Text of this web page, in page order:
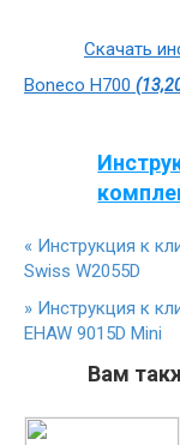
Скачать
Boneco H700
« Инструкция к
Swiss W2055D
» Инструкция к
EHAW 9015D Mini
Вам